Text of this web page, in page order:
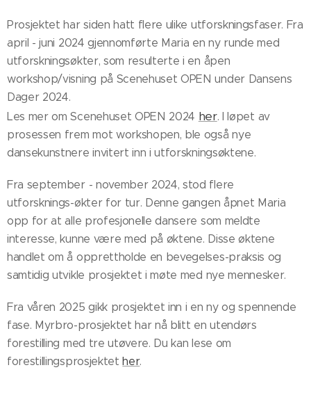
Prosjektet har siden hatt flere ulike utforskningsfaser. Fra
april - juni 2024 gjennomførte Maria en ny runde med
utforskningsøkter, som resulterte i en åpen
workshop/visning på Scenehuset OPEN under Dansens
Dager 2024.
Les mer om Scenehuset OPEN 2024 her. I løpet av
prosessen frem mot workshopen, ble også nye
dansekunstnere invitert inn i utforskningsøktene.
Fra september - november 2024, stod flere
utforsknings-økter for tur. Denne gangen åpnet Maria
opp for at alle profesjonelle dansere som meldte
interesse, kunne være med på øktene. Disse øktene
handlet om å opprettholde en bevegelses-praksis og
samtidig utvikle prosjektet i møte med nye mennesker.
Fra våren 2025 gikk prosjektet inn i en ny og spennende
fase. Myrbro-prosjektet har nå blitt en utendørs
forestilling med tre utøvere. Du kan lese om
forestillingsprosjektether.